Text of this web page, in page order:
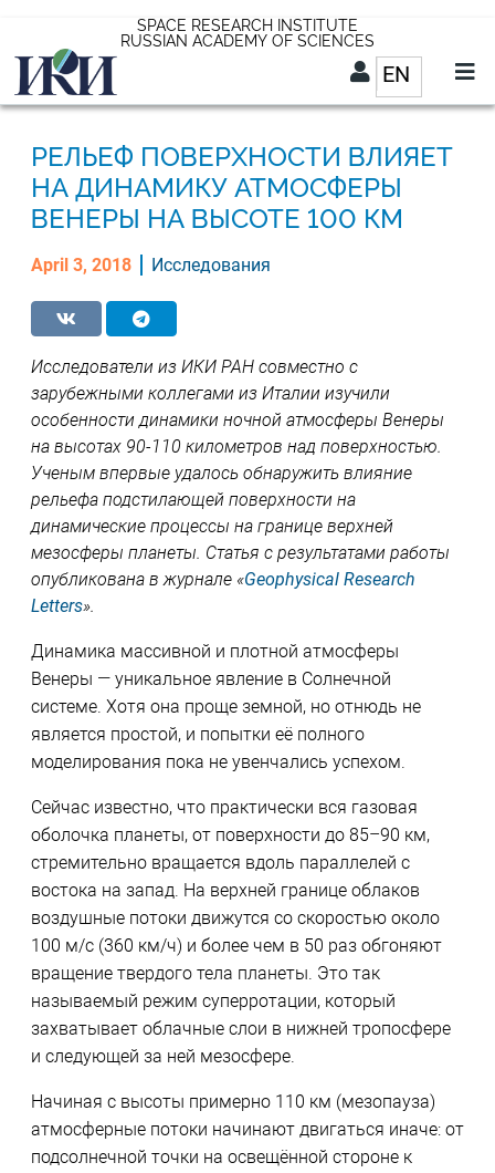
main
content
SPACE RESEARCH INSTITUTE
RUSSIAN ACADEMY OF SCIENCES
ENList
EN
РЕЛЬЕФ ПОВЕРХНОСТИ ВЛИЯЕТ
НА ДИНАМИКУ АТМОСФЕРЫ
ВЕНЕРЫ НА ВЫСОТЕ 100 КМ
April 3, 2018 Исследования
Исследователи из ИКИ РАН совместно с
зарубежными коллегами из Италии изучили
особенности динамики ночной атмосферы Венеры
на высотах 90-110 километров над поверхностью.
Ученым впервые удалось обнаружить влияние
рельефа подстилающей поверхности на
динамические процессы на границе верхней
мезосферы планеты. Статья с результатами работы
опубликована в журнале «Geophysical Research
Letters».
Динамика массивной и плотной атмосферы
Венеры — уникальное явление в Солнечной
системе. Хотя она проще земной, но отнюдь не
является простой, и попытки её полного
моделирования пока не увенчались успехом.
Сейчас известно, что практически вся газовая
оболочка планеты, от поверхности до 85–90 км,
стремительно вращается вдоль параллелей с
востока на запад. На верхней границе облаков
воздушные потоки движутся со скоростью около
100 м/с (360 км/ч) и более чем в 50 раз обгоняют
вращение твердого тела планеты. Это так
называемый режим суперротации, который
захватывает облачные слои в нижней тропосфере
и следующей за ней мезосфере.
Начиная с высоты примерно 110 км (мезопауза)
атмосферные потоки начинают двигаться иначе: от
подсолнечной точки на освещённой стороне к